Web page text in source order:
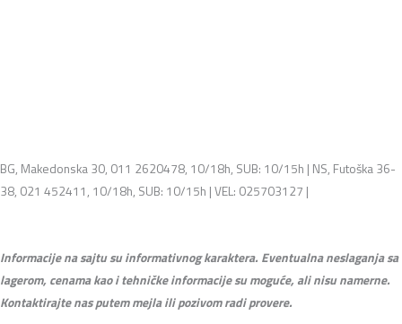
BG, Makedonska 30, 011 2620478, 10/18h, SUB: 10/15h | NS, Futoška 36-
38, 021 452411, 10/18h, SUB: 10/15h | VEL: 025703127 |
Informacije na sajtu su informativnog karaktera. Eventualna neslaganja sa
lagerom, cenama kao i tehničke informacije su moguće, ali nisu namerne.
Kontaktirajte nas putem mejla ili pozivom radi provere.